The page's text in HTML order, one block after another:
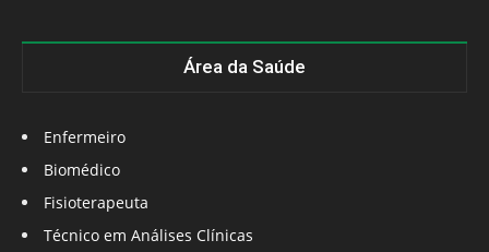
Área da Saúde
Enfermeiro
Biomédico
Fisioterapeuta
Técnico em Análises Clínicas